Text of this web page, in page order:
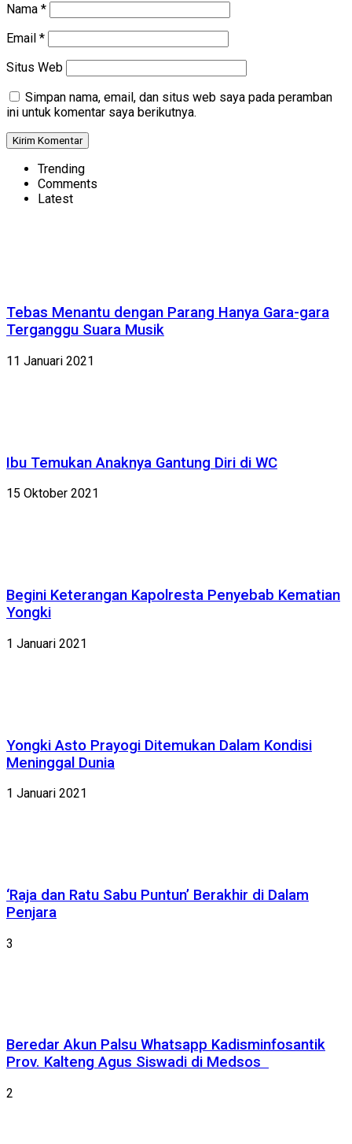
Nama *
Email *
Situs Web
Simpan nama, email, dan situs web saya pada peramban
ini untuk komentar saya berikutnya.
Trending
Comments
Latest
Tebas Menantu dengan Parang Hanya Gara-gara
Terganggu Suara Musik
11 Januari 2021
Ibu Temukan Anaknya Gantung Diri di WC
15 Oktober 2021
Begini Keterangan Kapolresta Penyebab Kematian
Yongki
1 Januari 2021
Yongki Asto Prayogi Ditemukan Dalam Kondisi
Meninggal Dunia
1 Januari 2021
‘Raja dan Ratu Sabu Puntun’ Berakhir di Dalam
Penjara
3
Beredar Akun Palsu Whatsapp Kadisminfosantik
Prov. Kalteng Agus Siswadi di Medsos
2